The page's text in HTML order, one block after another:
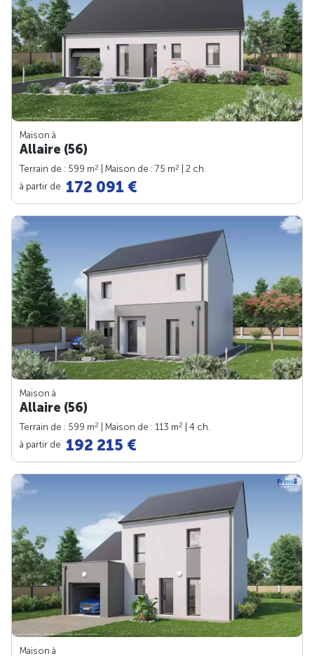
Maison à
Allaire (56)
Terrain de : 599 m2 | Maison de : 75 m2
| 2 ch.
à partir de 172 091 €
Maison à
Allaire (56)
Terrain de : 599 m2 | Maison de : 113 m2
| 4 ch.
à partir de 192 215 €
Maison à